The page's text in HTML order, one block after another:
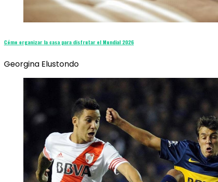
Cómo organizar la casa para disfrutar el Mundial 2026
Georgina Elustondo